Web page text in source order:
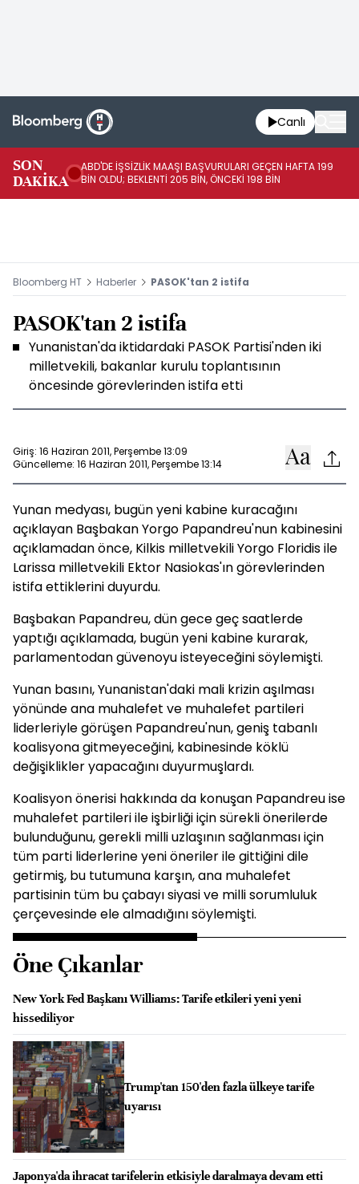
Canlı
SON
DAKİKA
ABD'DE İŞSİZLİK MAAŞI BAŞVURULARI GEÇEN HAFTA 199
BİN OLDU; BEKLENTİ 205 BİN, ÖNCEKİ 198 BİN
Bloomberg HT Haberler PASOK'tan 2 istifa
PASOK'tan 2 istifa
Yunanistan'da iktidardaki PASOK Partisi'nden iki
milletvekili, bakanlar kurulu toplantısının
öncesinde görevlerinden istifa etti
Giriş: 16 Haziran 2011, Perşembe 13:09
Güncelleme: 16 Haziran 2011, Perşembe 13:14
Yunan medyası, bugün yeni kabine kuracağını
açıklayan Başbakan Yorgo Papandreu'nun kabinesini
açıklamadan önce, Kilkis milletvekili Yorgo Floridis ile
Larissa milletvekili Ektor Nasiokas'ın görevlerinden
istifa ettiklerini duyurdu.
Başbakan Papandreu, dün gece geç saatlerde
yaptığı açıklamada, bugün yeni kabine kurarak,
parlamentodan güvenoyu isteyeceğini söylemişti.
Yunan basını, Yunanistan'daki mali krizin aşılması
yönünde ana muhalefet ve muhalefet partileri
liderleriyle görüşen Papandreu'nun, geniş tabanlı
koalisyona gitmeyeceğini, kabinesinde köklü
değişiklikler yapacağını duyurmuşlardı.
Koalisyon önerisi hakkında da konuşan Papandreu ise
muhalefet partileri ile işbirliği için sürekli önerilerde
bulunduğunu, gerekli milli uzlaşının sağlanması için
tüm parti liderlerine yeni öneriler ile gittiğini dile
getirmiş, bu tutumuna karşın, ana muhalefet
partisinin tüm bu çabayı siyasi ve milli sorumluluk
çerçevesinde ele almadığını söylemişti.
Öne Çıkanlar
New York Fed Başkanı Williams: Tarife etkileri yeni yeni
hissediliyor
Trump'tan 150'den fazla ülkeye tarife
uyarısı
Japonya'da ihracat tarifelerin etkisiyle daralmaya devam etti